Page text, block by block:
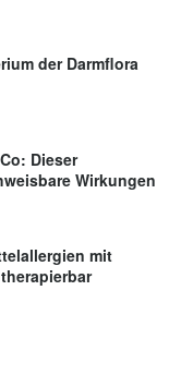
der Darmflora
Dieser
Wirkungen
mit